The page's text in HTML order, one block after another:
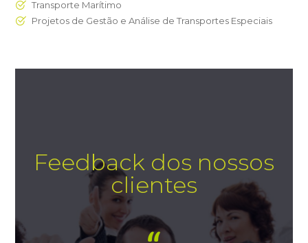
Transporte Marítimo
Projetos de Gestão e Análise de Transportes Especiais
Feedback dos nossos
clientes